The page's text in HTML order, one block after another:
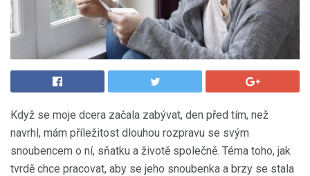
Když se moje dcera začala zabývat, den před tím, než
navrhl, mám příležitost dlouhou rozpravu se svým
snoubencem o ní, sňatku a životě společně. Téma toho, jak
tvrdě chce pracovat, aby se jeho snoubenka a brzy se stala